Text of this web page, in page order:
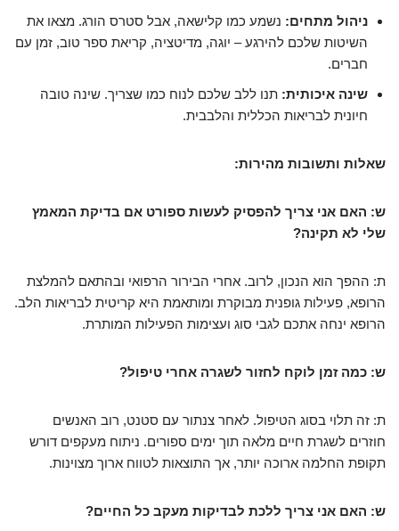
ניהול מתחים: נשמע כמו קלישאה, אבל סטרס הורג. מצאו את
השיטות שלכם להירגע – יוגה, מדיטציה, קריאת ספר טוב, זמן עם
חברים.
שינה איכותית: תנו ללב שלכם לנוח כמו שצריך. שינה טובה
חיונית לבריאות הכללית והלבבית.
שאלות ותשובות מהירות:
ש: האם אני צריך להפסיק לעשות ספורט אם בדיקת המאמץ
שלי לא תקינה?
ת: ההפך הוא הנכון, לרוב. אחרי הבירור הרפואי ובהתאם להמלצת
הרופא, פעילות גופנית מבוקרת ומותאמת היא קריטית לבריאות הלב.
הרופא ינחה אתכם לגבי סוג ועצימות הפעילות המותרת.
ש: כמה זמן לוקח לחזור לשגרה אחרי טיפול?
ת: זה תלוי בסוג הטיפול. לאחר צנתור עם סטנט, רוב האנשים
חוזרים לשגרת חיים מלאה תוך ימים ספורים. ניתוח מעקפים דורש
תקופת החלמה ארוכה יותר, אך התוצאות לטווח ארוך מצוינות.
ש: האם אני צריך ללכת לבדיקות מעקב כל החיים?